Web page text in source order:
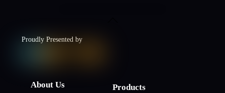
Proudly Presented by
About Us
Products